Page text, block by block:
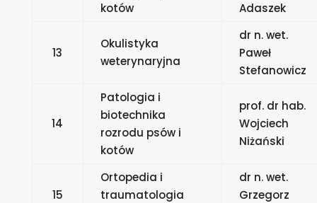
kotów
Adaszek
13
Okulistyka
weterynaryjna
dr n. wet.
Paweł
Stefanowicz
14
Patologia i
biotechnika
rozrodu psów i
kotów
prof. dr hab.
Wojciech
Niżański
15
Ortopedia i
traumatologia
dr n. wet.
Grzegorz